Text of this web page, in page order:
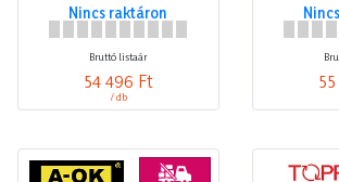
Nincs raktáron
Bruttó listaár
54 496 Ft
/ db